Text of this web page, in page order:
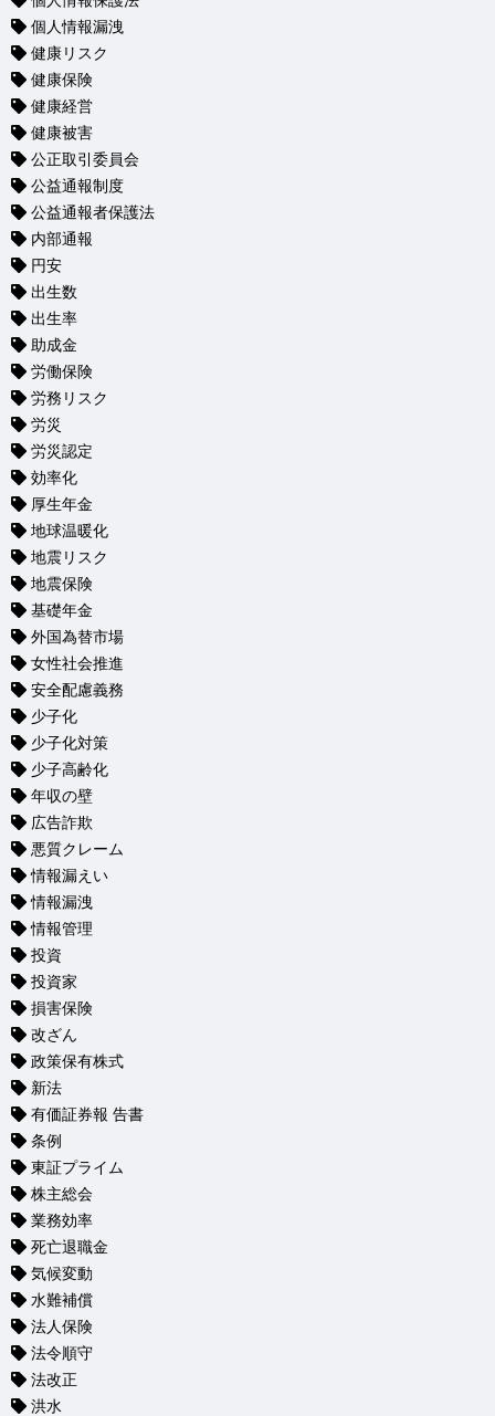
個人情報漏洩
健康リスク
健康保険
健康経営
健康被害
公正取引委員会
公益通報制度
公益通報者保護法
内部通報
円安
出生数
出生率
助成金
労働保険
労務リスク
労災
労災認定
効率化
厚生年金
地球温暖化
地震リスク
地震保険
基礎年金
外国為替市場
女性社会推進
安全配慮義務
少子化
少子化対策
少子高齢化
年収の壁
広告詐欺
悪質クレーム
情報漏えい
情報漏洩
情報管理
投資
投資家
損害保険
改ざん
政策保有株式
新法
有価証券報 告書
条例
東証プライム
株主総会
業務効率
死亡退職金
気候変動
水難補償
法人保険
法令順守
法改正
洪水